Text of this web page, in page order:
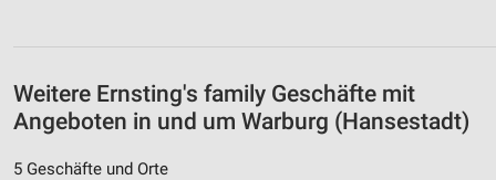
Weitere Ernsting's family Geschäfte mit
Angeboten in und um Warburg (Hansestadt)
5 Geschäfte und Orte